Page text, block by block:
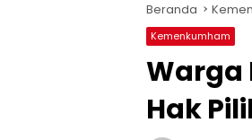
Beranda
Kemenkumham
Warga
Hak